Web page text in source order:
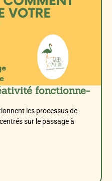
fonctionne-
les processus de
sur le passage à